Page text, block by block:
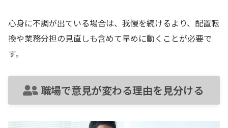
心身に不調が出ている場合は、我慢を続けるより、配置転
換や業務分担の見直しも含めて早めに動くことが必要で
す。
職場で意見が変わる理由を見分ける